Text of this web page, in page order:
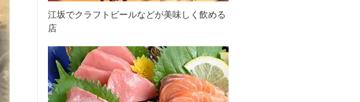
江坂でクラフトビールなどが美味しく飲める
店